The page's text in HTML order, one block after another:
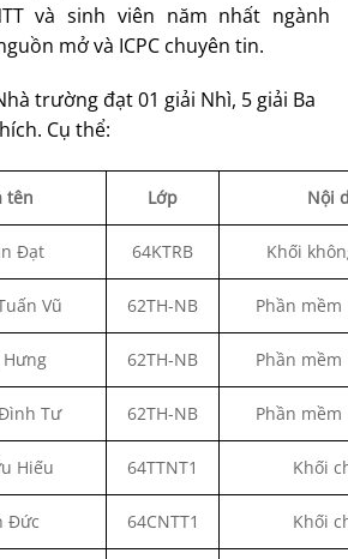
và sinh viên năm nhất ngành
mở và ICPC chuyên tin.
trường đạt 01 giải Nhì, 5 giải Ba
Cụ thể:
tên Lớp Nội
Đạt 64KTRB Khối
Vũ 62TH-NB Phần
Hưng 62TH-NB Phần
Tư 62TH-NB Phần
Hiếu 64TTNT1 Khối
Đức 64CNTT1 Khối